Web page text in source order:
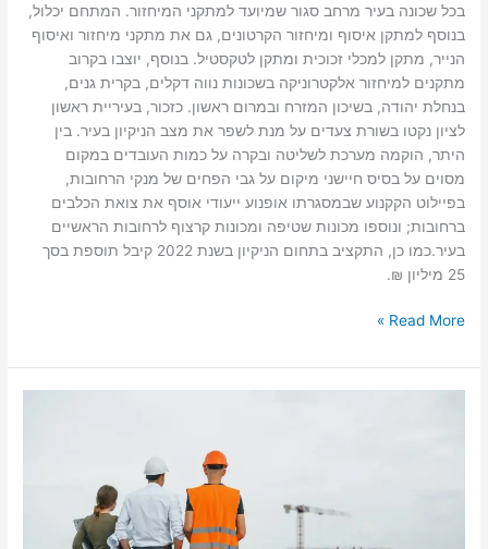
בכל שכונה בעיר מרחב סגור שמיועד למתקני המיחזור. המתחם יכלול,
בנוסף למתקן איסוף ומיחזור הקרטונים, גם את מתקני מיחזור ואיסוף
הנייר, מתקן למכלי זכוכית ומתקן לטקסטיל. בנוסף, יוצבו בקרוב
מתקנים למיחזור אלקטרוניקה בשכונות נווה דקלים, בקרית גנים,
בנחלת יהודה, בשיכון המזרח ובמרום ראשון. כזכור, בעיריית ראשון
לציון נקטו בשורת צעדים על מנת לשפר את מצב הניקיון בעיר. בין
היתר, הוקמה מערכת לשליטה ובקרה על כמות העובדים במקום
מסוים על בסיס חיישני מיקום על גבי הפחים של מנקי הרחובות,
בפיילוט הקקנוע שבמסגרתו אופנוע ייעודי אוסף את צואת הכלבים
ברחובות; ונוספו מכונות שטיפה ומכונות קרצוף לרחובות הראשיים
בעיר.כמו כן, התקציב בתחום הניקיון בשנת 2022 קיבל תוספת בסך
25 מיליון ₪.
Read More »